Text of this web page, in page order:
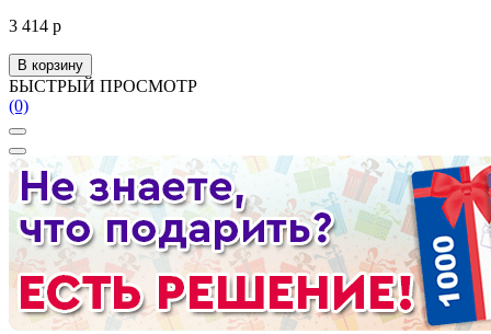
3 414 р
В корзину
БЫСТРЫЙ ПРОСМОТР
(0)